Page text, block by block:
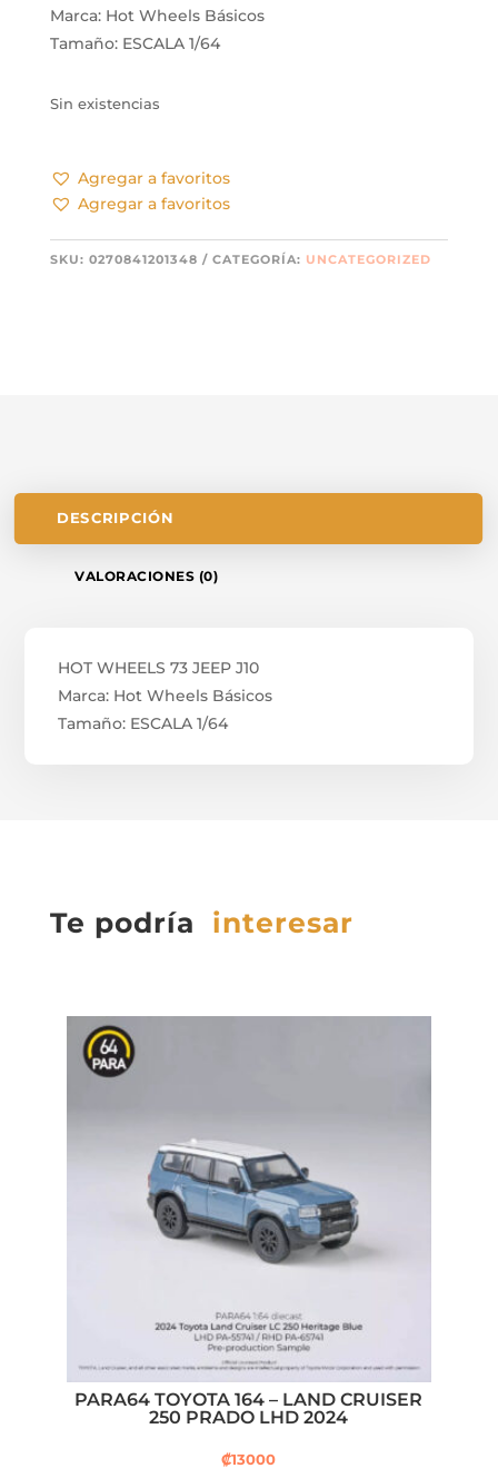
Marca: Hot Wheels Básicos
Tamaño: ESCALA 1/64
Sin existencias
Agregar a favoritos
Agregar a favoritos
SKU: 0270841201348 CATEGORÍA: UNCATEGORIZED
DESCRIPCIÓN
VALORACIONES (0)
HOT WHEELS 73 JEEP J10
Marca: Hot Wheels Básicos
Tamaño: ESCALA 1/64
Te podría interesar
PARA64 TOYOTA 164 – LAND CRUISER
250 PRADO LHD 2024
₡13000